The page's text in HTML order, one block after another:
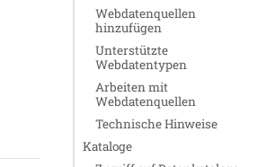
Webdatenquellen
hinzufügen
Unterstützte
Webdatentypen
Arbeiten mit
Webdatenquellen
Technische Hinweise
Kataloge